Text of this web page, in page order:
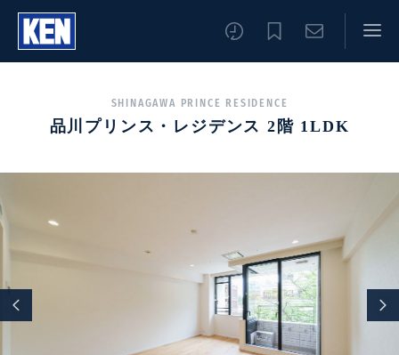
SHINAGAWA PRINCE RESIDENCE
品川プリンス・レジデンス 2階 1LDK